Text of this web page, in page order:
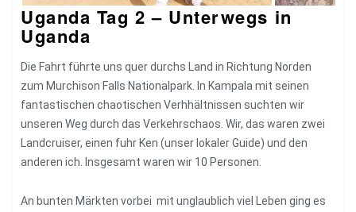
Uganda Tag 2 – Unterwegs in
Uganda
Die Fahrt führte uns quer durchs Land in Richtung Norden
zum Murchison Falls Nationalpark. In Kampala mit seinen
fantastischen chaotischen Verhhältnissen suchten wir
unseren Weg durch das Verkehrschaos. Wir, das waren zwei
Landcruiser, einen fuhr Ken (unser lokaler Guide) und den
anderen ich. Insgesamt waren wir 10 Personen.
An bunten Märkten vorbei mit unglaublich viel Leben ging es